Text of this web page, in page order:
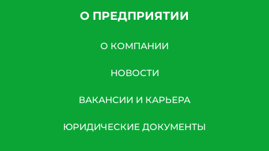
О ПРЕДПРИЯТИИ
О КОМПАНИИ
НОВОСТИ
ВАКАНСИИ И КАРЬЕРА
ЮРИДИЧЕСКИЕ ДОКУМЕНТЫ